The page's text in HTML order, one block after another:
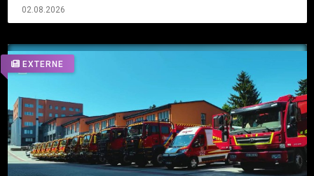
02.08.2026
EXTERNE